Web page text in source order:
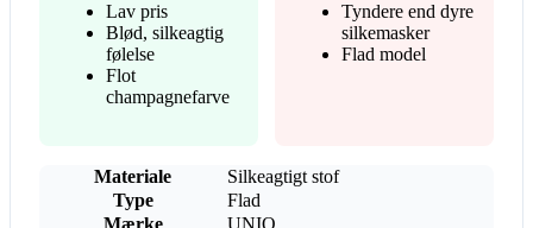
Lav pris
Blød, silkeagtig
følelse
Flot
champagnefarve
Tyndere end dyre
silkemasker
Flad model
Materiale
Silkeagtigt stof
Type
Flad
Mærke
UNIQ